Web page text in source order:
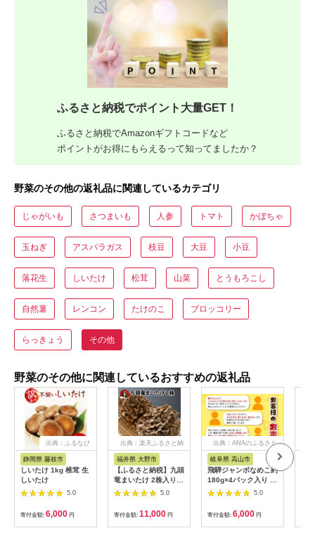
ふるさと納税でポイント大量GET！
ふるさと納税でAmazonギフトコードなど
ポイントがお得にもらえるって知ってましたか？
野菜のその他の返礼品に関連しているカテゴリ
じゃがいも さつまいも 人参 トマト かぼちゃ
玉ねぎ アスパラガス 枝豆 大豆 小豆
落花生 しいたけ 松茸 山菜 とうもろこし
自然薯 レンコン たけのこ ブロッコリー
らっきょう その他
野菜のその他に関連しているおすすめの返礼品
出典：ふるなび
静岡県 藤枝市
しいたけ 1kg 椎茸 生
しいたけ
5.0
寄付金額: 6,000 円
出典：楽天ふるさと納
福井県 大野市
【ふるさと納税】九頭
竜まいたけ 2株入り
[A-038001]| まいたけ
級 歯ごたえ 天ぷら お
すすめ 九頭竜 山菜 秋
の味覚 冷凍保存 ビタ
5.0
寄付金額: 11,000 円
出典：ANAのふるさと
納税
岐阜県 高山市
飛騨ジャンボなめこ約
180g×4パック入り 国
産なめこ きのこ 生な
サイズ なめ茸 希少 珍
しい 鍋 日付指定可 な
めこファーム KN001
5.0
寄付金額: 6,000 円